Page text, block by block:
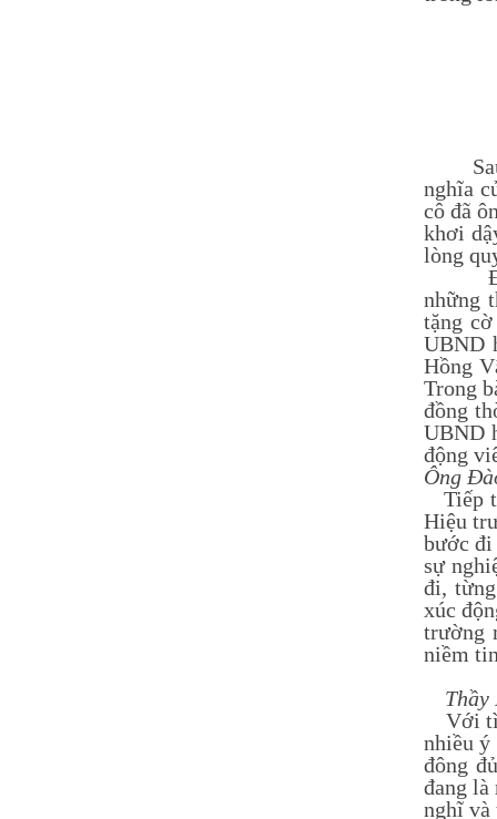
Sau
nghĩa
cô đã
khơi
lòng
Để
những
tặng
UBND
Hồng
Trong
đồng
UBND
động
Ông
Tiếp
Hiệu
bước đi
sự
đi,
xúc
trường
niềm
Thầy
Với
nhiều ý
đông
đang là
nghĩ và